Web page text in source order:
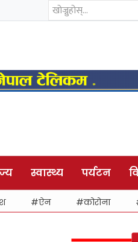
स्वास्थ्य पर्यटन
ऐन कोरोना